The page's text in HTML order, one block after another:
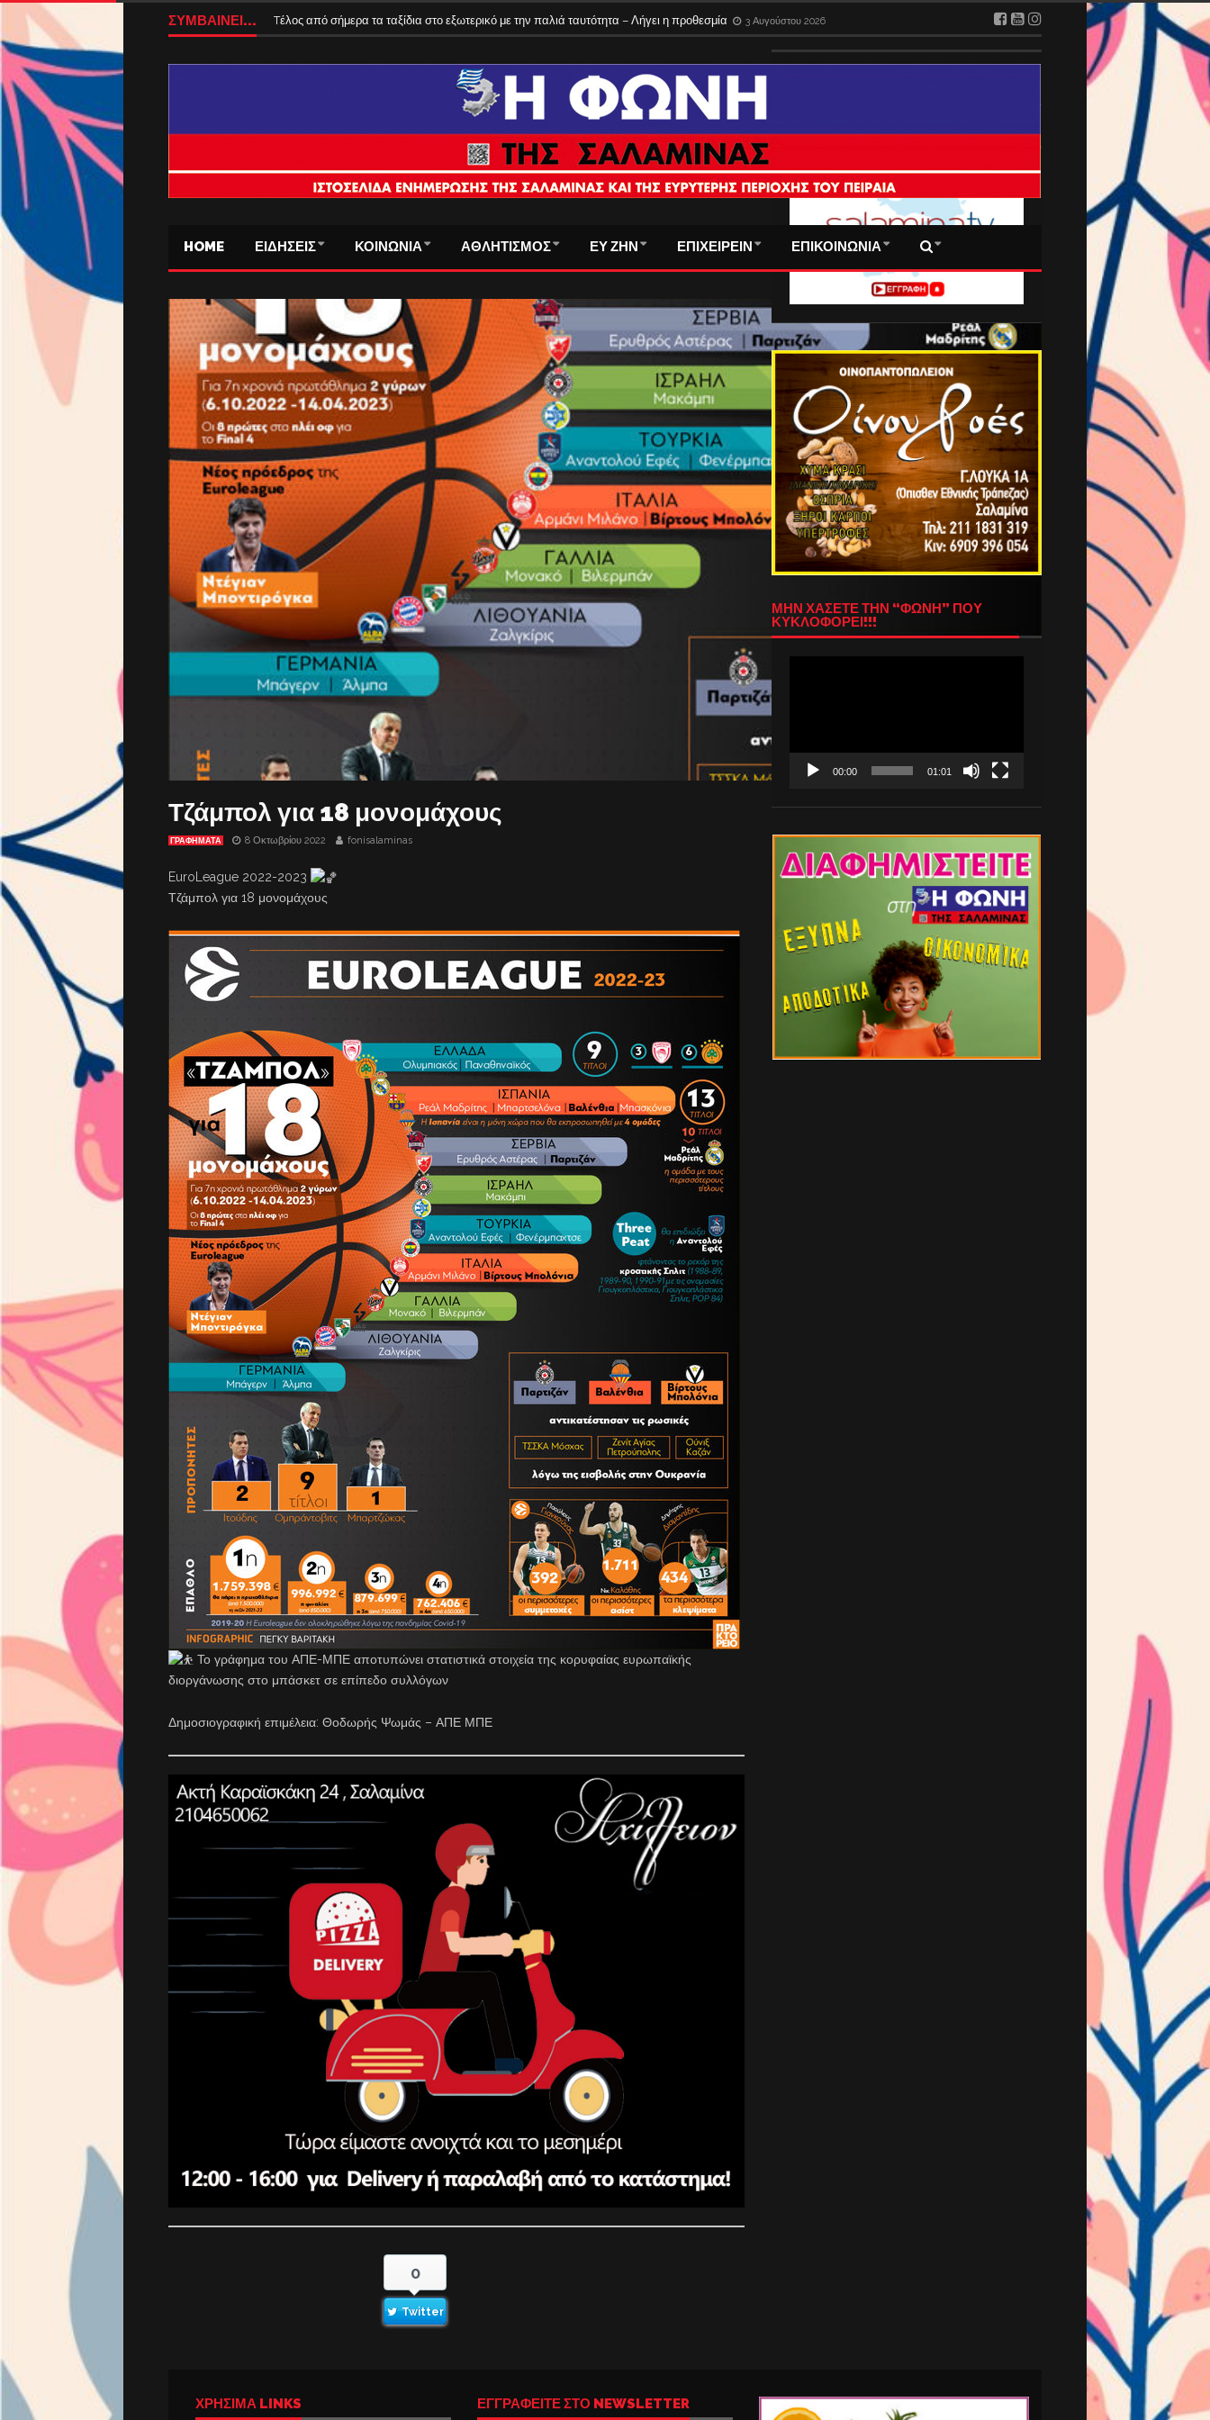
ΣΥΜΒΑΙΝΕΙ... Tέλος από σήμερα τα ταξίδια στο εξωτερικό με την παλιά ταυτότητα – Λήγει η προθεσμία 3 Αυγούστου 2026
HOME ΕΙΔΗΣΕΙΣ ΚΟΙΝΩΝΙΑ ΑΘΛΗΤΙΣΜΟΣ ΕΥ ΖΗΝ ΕΠΙΧΕΙΡΕΙΝ ΕΠΙΚΟΙΝΩΝΙΑ
Τζάμπολ για 18 μονομάχους
ΓΡΑΦΗΜΑΤΑ 8 Οκτωβρίου 2022 fonisalaminas
EuroLeague 2022-2023
Τζάμπολ για 18 μονομάχους
Το γράφημα του ΑΠΕ-ΜΠΕ αποτυπώνει στατιστικά στοιχεία της κορυφαίας ευρωπαϊκής
διοργάνωσης στο μπάσκετ σε επίπεδο συλλόγων
Δημοσιογραφική επιμέλεια: Θοδωρής Ψωμάς – ΑΠΕ ΜΠΕ
0
Twitter
ΜΗΝ ΧΑΣΕΤΕ ΤΗΝ “ΦΩΝΗ” ΠΟΥ
ΚΥΚΛΟΦΟΡΕΙ!!!
00:00 01:01
ΧΡΉΣΙΜΑ LINKS ΕΓΓΡΑΦΕΙΤΕ ΣΤΟ NEWSLETTER